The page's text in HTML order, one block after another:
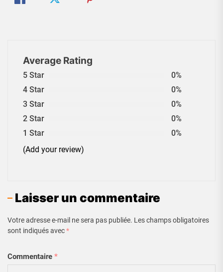
Average Rating
5 Star
0%
4 Star
0%
3 Star
0%
2 Star
0%
1 Star
0%
(Add your review)
Laisser un commentaire
Votre adresse e-mail ne sera pas publiée. Les champs obligatoires
sont indiqués avec*
Commentaire *